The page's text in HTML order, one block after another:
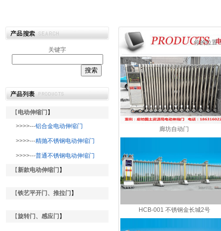
关键字
【 电动伸缩门 】
>>>>---铝合金电动伸缩门
>>>>---精抛不锈钢电动伸缩门
>>>>---普通不锈钢电动伸缩门
【新款电动伸缩门 】
【铁艺平开门、推拉门 】
【旋转门、感应门 】
你的位置
廊坊自动门
HCB-001 不锈钢金长城2号